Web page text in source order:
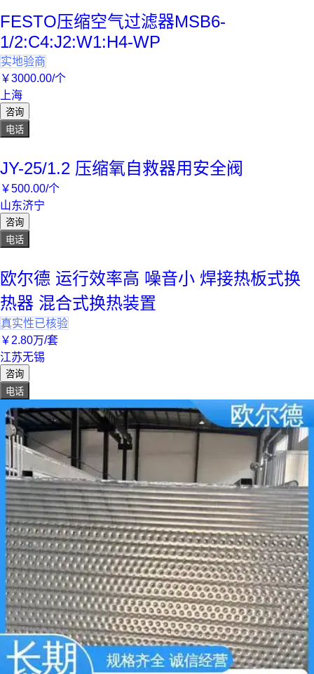
FESTO压缩空气过滤器MSB6-
1/2:C4:J2:W1:H4-WP
实地验商
￥3000.00/个
上海
咨询
电话
JY-25/1.2 压缩氧自救器用安全阀
￥500.00/个
山东济宁
咨询
电话
欧尔德 运行效率高 噪音小 焊接热板式换
热器 混合式换热装置
真实性已核验
￥ 2.80万/套
江苏无锡
咨询
电话